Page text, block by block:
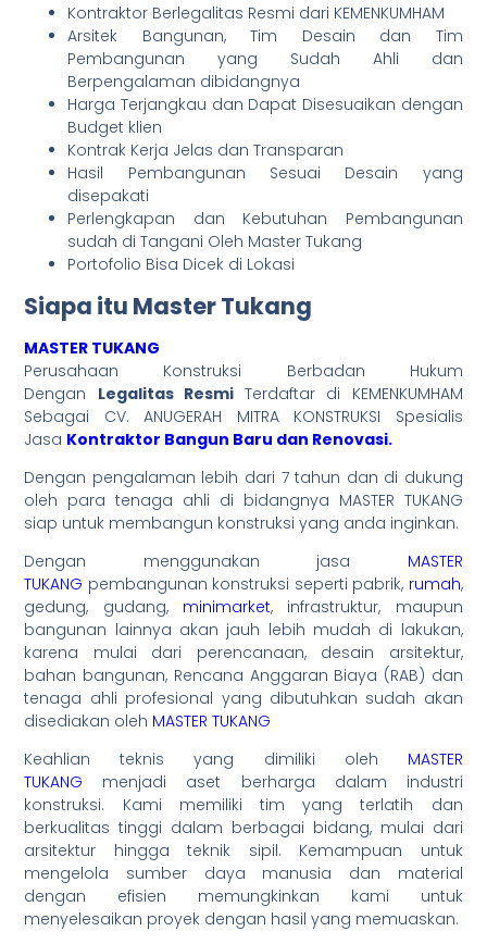
Kontraktor Berlegalitas Resmi dari KEMENKUMHAM
Arsitek Bangunan, Tim Desain dan Tim
Pembangunan yang Sudah Ahli dan
Berpengalaman dibidangnya
Harga Terjangkau dan Dapat Disesuaikan dengan
Budget klien
Kontrak Kerja Jelas dan Transparan
Hasil Pembangunan Sesuai Desain yang
disepakati
Perlengkapan dan Kebutuhan Pembangunan
sudah di Tangani Oleh Master Tukang
Portofolio Bisa Dicek di Lokasi
Siapa itu Master Tukang
MASTER TUKANG
Perusahaan Konstruksi Berbadan Hukum
Dengan Legalitas ResmiTerdaftar di KEMENKUMHAM
Sebagai CV. ANUGERAH MITRA KONSTRUKSI Spesialis
Jasa Kontraktor Bangun Baru dan Renovasi.
Dengan pengalaman lebih dari 7 tahun dan di dukung
oleh para tenaga ahli di bidangnya MASTER TUKANG
siap untuk membangun konstruksi yang anda inginkan.
Dengan menggunakan jasa MASTER
TUKANG pembangunan konstruksi seperti pabrik, rumah,
gedung, gudang, minimarket, infrastruktur, maupun
bangunan lainnya akan jauh lebih mudah di lakukan,
karena mulai dari perencanaan, desain arsitektur,
bahan bangunan, Rencana Anggaran Biaya (RAB) dan
tenaga ahli profesional yang dibutuhkan sudah akan
disediakan oleh MASTER TUKANG
Keahlian teknis yang dimiliki oleh MASTER
TUKANG menjadi aset berharga dalam industri
konstruksi. Kami memiliki tim yang terlatih dan
berkualitas tinggi dalam berbagai bidang, mulai dari
arsitektur hingga teknik sipil. Kemampuan untuk
mengelola sumber daya manusia dan material
dengan efisien memungkinkan kami untuk
menyelesaikan proyek dengan hasil yang memuaskan.